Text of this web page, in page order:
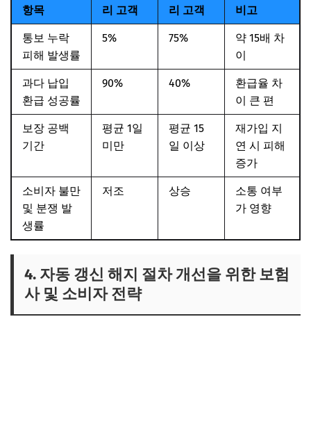
항목
리 고객
리 고객
비고
통보 누락
피해 발생률
5% 75%
약 15배 차
이
과다 납입
환급 성공률
90% 40%
환급율 차
이 큰 편
보장 공백
기간
평균 1일
미만
평균 15
일 이상
재가입 지
연 시 피해
증가
소비자 불만
및 분쟁 발
생률
저조 상승
소통 여부
가 영향
4. 자동 갱신 해지 절차 개선을 위한 보험
사 및 소비자 전략